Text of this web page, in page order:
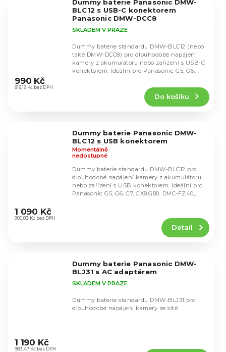
Dummy baterie Panasonic DMW-
BLC12 s USB-C konektorem
Panasonic DMW-DCC8
hodnocení
produktu
SKLADEM V PRAZE
818,18 Kč bez DPH
990 Kč
Do košíku
Dummy baterie standardu DMW-BLC12 (nebo
také DMW-DCC8) pro dlouhodobé napájení
kamery z akumulátoru nebo zařízení s USB-C
konektorem. Ideální pro Panasonic G5, G6,
Dummy baterie Panasonic DMW-
BLC12 s USB konektorem
hodnocení
produktu
Momentálně
nedostupné
900,83 Kč bez DPH
1 090 Kč
Detail
Dummy baterie standardu DMW-BLC12 pro
dlouhodobé napájení kamery z akumulátoru
nebo zařízení s USB konektorem. Ideální pro
Panasonic G5, G6, G7, GX8,G80, DMC-FZ40,...
Dummy baterie Panasonic DMW-
BLJ31 s AC adaptérem
hodnocení
produktu
SKLADEM V PRAZE
983,47 Kč bez DPH
1 190 Kč
Dummy baterie standardu DMW-BLJ31 pro
dlouhodobé napájení kamery ze sítě.